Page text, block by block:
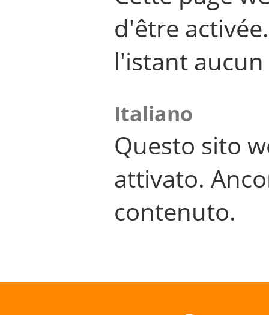
d'être
l'istant
Italiano
Questo sito
attivato.
contenuto.